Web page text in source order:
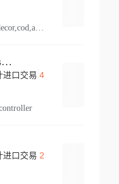
vehicle,pl 2,arts,home decor,cod,amusement ride,sea
Duetto Intergrgrated Systems Inc.
进口交易 4
进口交易 2